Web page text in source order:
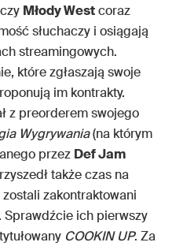
czy Młody Westcoraz
słuchaczy i osiągają
streamingowych.
które zgłaszają swoje
im kontrakty.
z preorderem swojego
Wygrywania(na którym
przez Def Jam
także czas na
zostali zakontraktowani
. Sprawdźcie ich pierwszy
COOKIN UP. Za